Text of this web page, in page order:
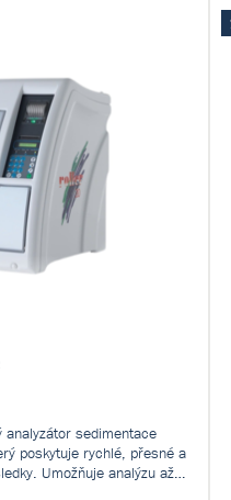
analyzátor sedimentace
poskytuje rychlé, přesné a
Umožňuje analýzu až